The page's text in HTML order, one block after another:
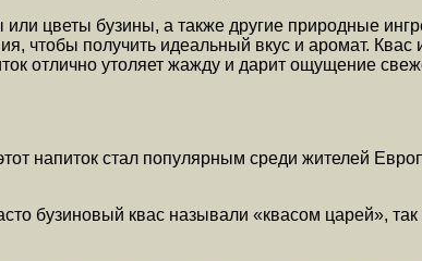
цветы бузины, а также другие природные
чтобы получить идеальный вкус и аромат.
отлично утоляет жажду и дарит ощущение
напиток стал популярным среди жителей
бузиновый квас называли «квасом царей»,